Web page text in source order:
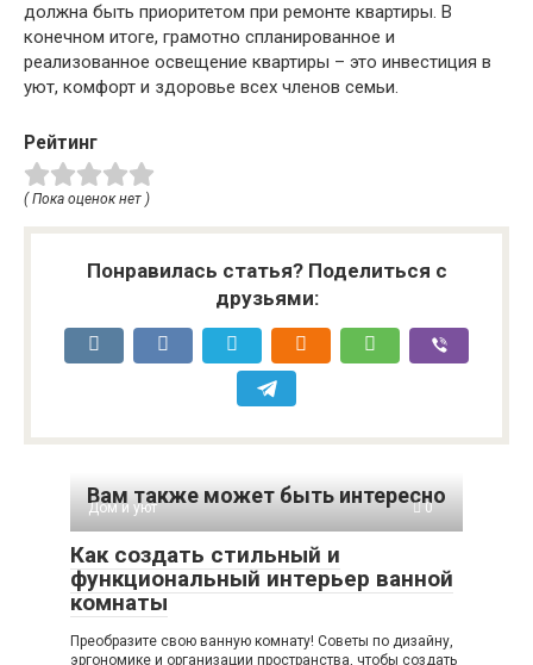
должна быть приоритетом при ремонте квартиры. В
конечном итоге, грамотно спланированное и
реализованное освещение квартиры – это инвестиция в
уют, комфорт и здоровье всех членов семьи.
Рейтинг
( Пока оценок нет )
Понравилась статья? Поделиться с
друзьями:
Вам также может быть интересно
Дом и уют 0
Как создать стильный и
функциональный интерьер ванной
комнаты
Преобразите свою ванную комнату! Советы по дизайну,
эргономике и организации пространства, чтобы создать